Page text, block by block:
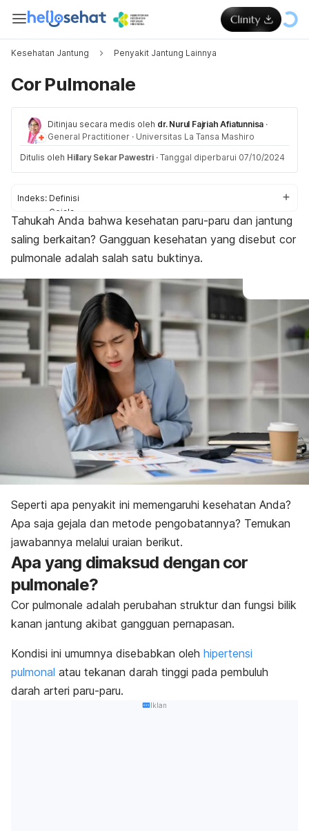
Kesehatan Jantung Penyakit Jantung Lainnya
Cor Pulmonale
Ditinjau secara medis oleh dr. Nurul Fajriah Afiatunnisa ·
General Practitioner · Universitas La Tansa Mashiro
Ditulis oleh Hillary Sekar Pawestri · Tanggal diperbarui 07/10/2024
Indeks: Definisi
Gejala
Penyebab
Faktor risiko
Komplikasi
Pengobatan
Pencegahan
Tahukah Anda bahwa kesehatan paru-paru dan jantung
saling berkaitan? Gangguan kesehatan yang disebut cor
pulmonale adalah salah satu buktinya.
Seperti apa penyakit ini memengaruhi kesehatan Anda?
Apa saja gejala dan metode pengobatannya? Temukan
jawabannya melalui uraian berikut.
Apa yang dimaksud dengan cor
pulmonale?
Cor pulmonale adalah perubahan struktur dan fungsi bilik
kanan jantung akibat gangguan pernapasan.
Kondisi ini umumnya disebabkan oleh hipertensi
pulmonal atau tekanan darah tinggi pada pembuluh
darah arteri paru-paru.
Iklan